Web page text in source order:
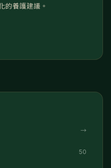
的養護建議。
→
50